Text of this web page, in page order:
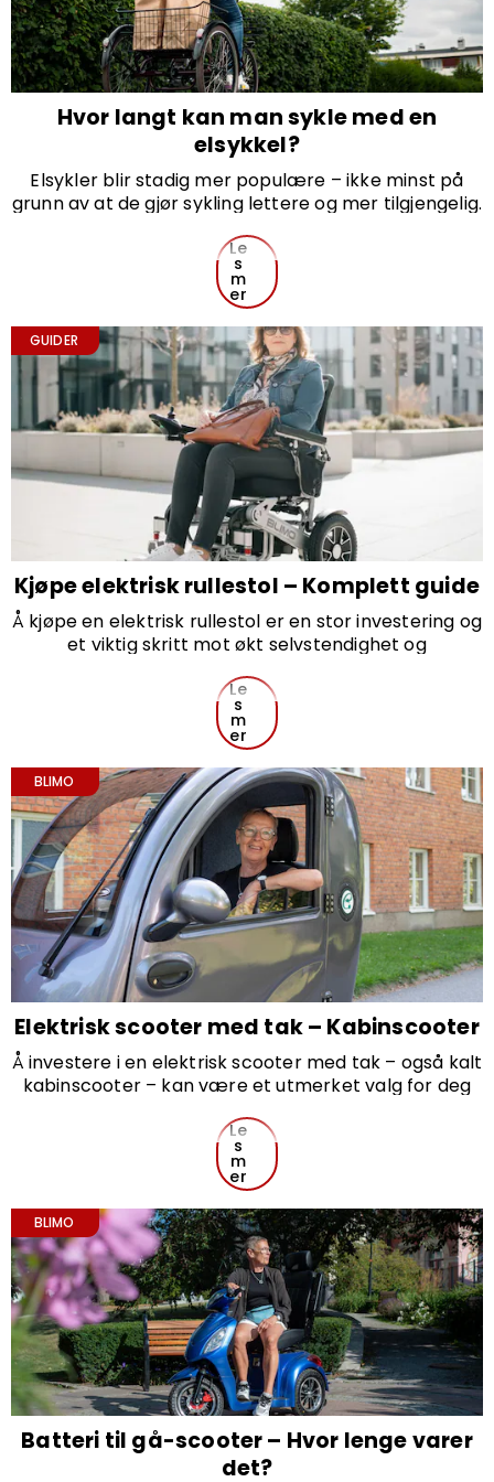
Hvor langt kan man sykle med en
elsykkel?
Elsykler blir stadig mer populære – ikke minst på
grunn av at de gjør sykling lettere og mer tilgjengelig.
sykle med en elsykkel?
Svaret avhenger av flere faktorer som påvirker
rekkevidden. I denne artikkelen går vi gjennom hva
og hvordan du kan få mest mulig ut av elsykkelens
batteri.
Le
s
m
er
GUIDER
Kjøpe elektrisk rullestol – Komplett guide
Å kjøpe en elektrisk rullestol er en stor investering og
et viktig skritt mot økt selvstendighet og
vurdere for å finne en modell som passer dine
spesifikke behov.
Denne guiden gir deg en oversikt over hva du bør
du kan ta et informert valg.
Le
s
m
er
BLIMO
Elektrisk scooter med tak – Kabinscooter
Å investere i en elektrisk scooter med tak – også kalt
kabinscooter – kan være et utmerket valg for deg
En kabinscooter beskytter godt mot vær og vind,
noe som gjør den spesielt godt egnet for deg som vil
kunne bevege deg fritt også på regnfulle eller kalde
Med en kabinscooter kan du forflytte deg på en
behagelig og miljøvennlig måte – samtidig som du får
det ekstra beskyttelsen et tak gir.
Le
s
m
er
BLIMO
Batteri til gå-scooter – Hvor lenge varer
det?